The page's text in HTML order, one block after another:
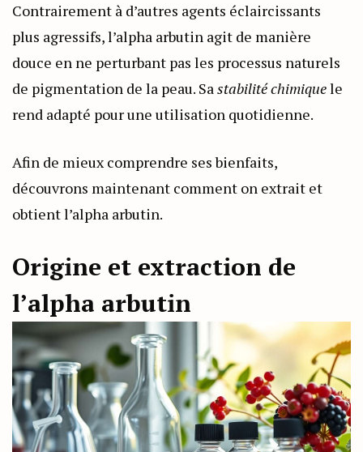
Contrairement à d’autres agents éclaircissants
plus agressifs, l’alpha arbutin agit de manière
douce en ne perturbant pas les processus naturels
de pigmentation de la peau. Sastabilité chimiquele
rend adapté pour une utilisation quotidienne.
Afin de mieux comprendre ses bienfaits,
découvrons maintenant comment on extrait et
obtient l’alpha arbutin.
Origine et extraction de
l’alpha arbutin